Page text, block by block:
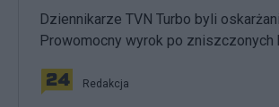
Dziennikarze TVN Turbo byli
Prowomocny wyrok po zniszczonych
Redakcja